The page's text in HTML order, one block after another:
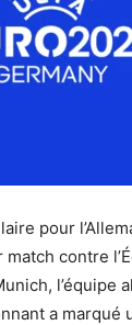
pour
contre
l’équipe
a marqué